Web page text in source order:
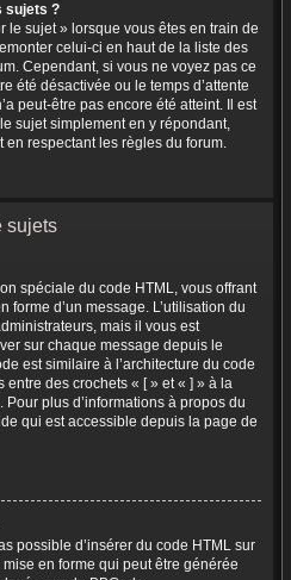
sujets ?
le sujet » lorsque vous êtes en train de
celui-ci en haut de la liste des
Cependant, si vous ne voyez pas ce
été désactivée ou le temps d’attente
peut-être pas encore été atteint. Il est
sujet simplement en y répondant,
respectant les règles du forum.
sujets
spéciale du code HTML, vous offrant
d’un message. L’utilisation du
mais il vous est
sur chaque message depuis le
est similaire à l’architecture du code
entre des crochets « [ » et « ] » à la
plus d’informations à propos du
qui est accessible depuis la page de
possible d’insérer du code HTML sur
en forme qui peut être générée